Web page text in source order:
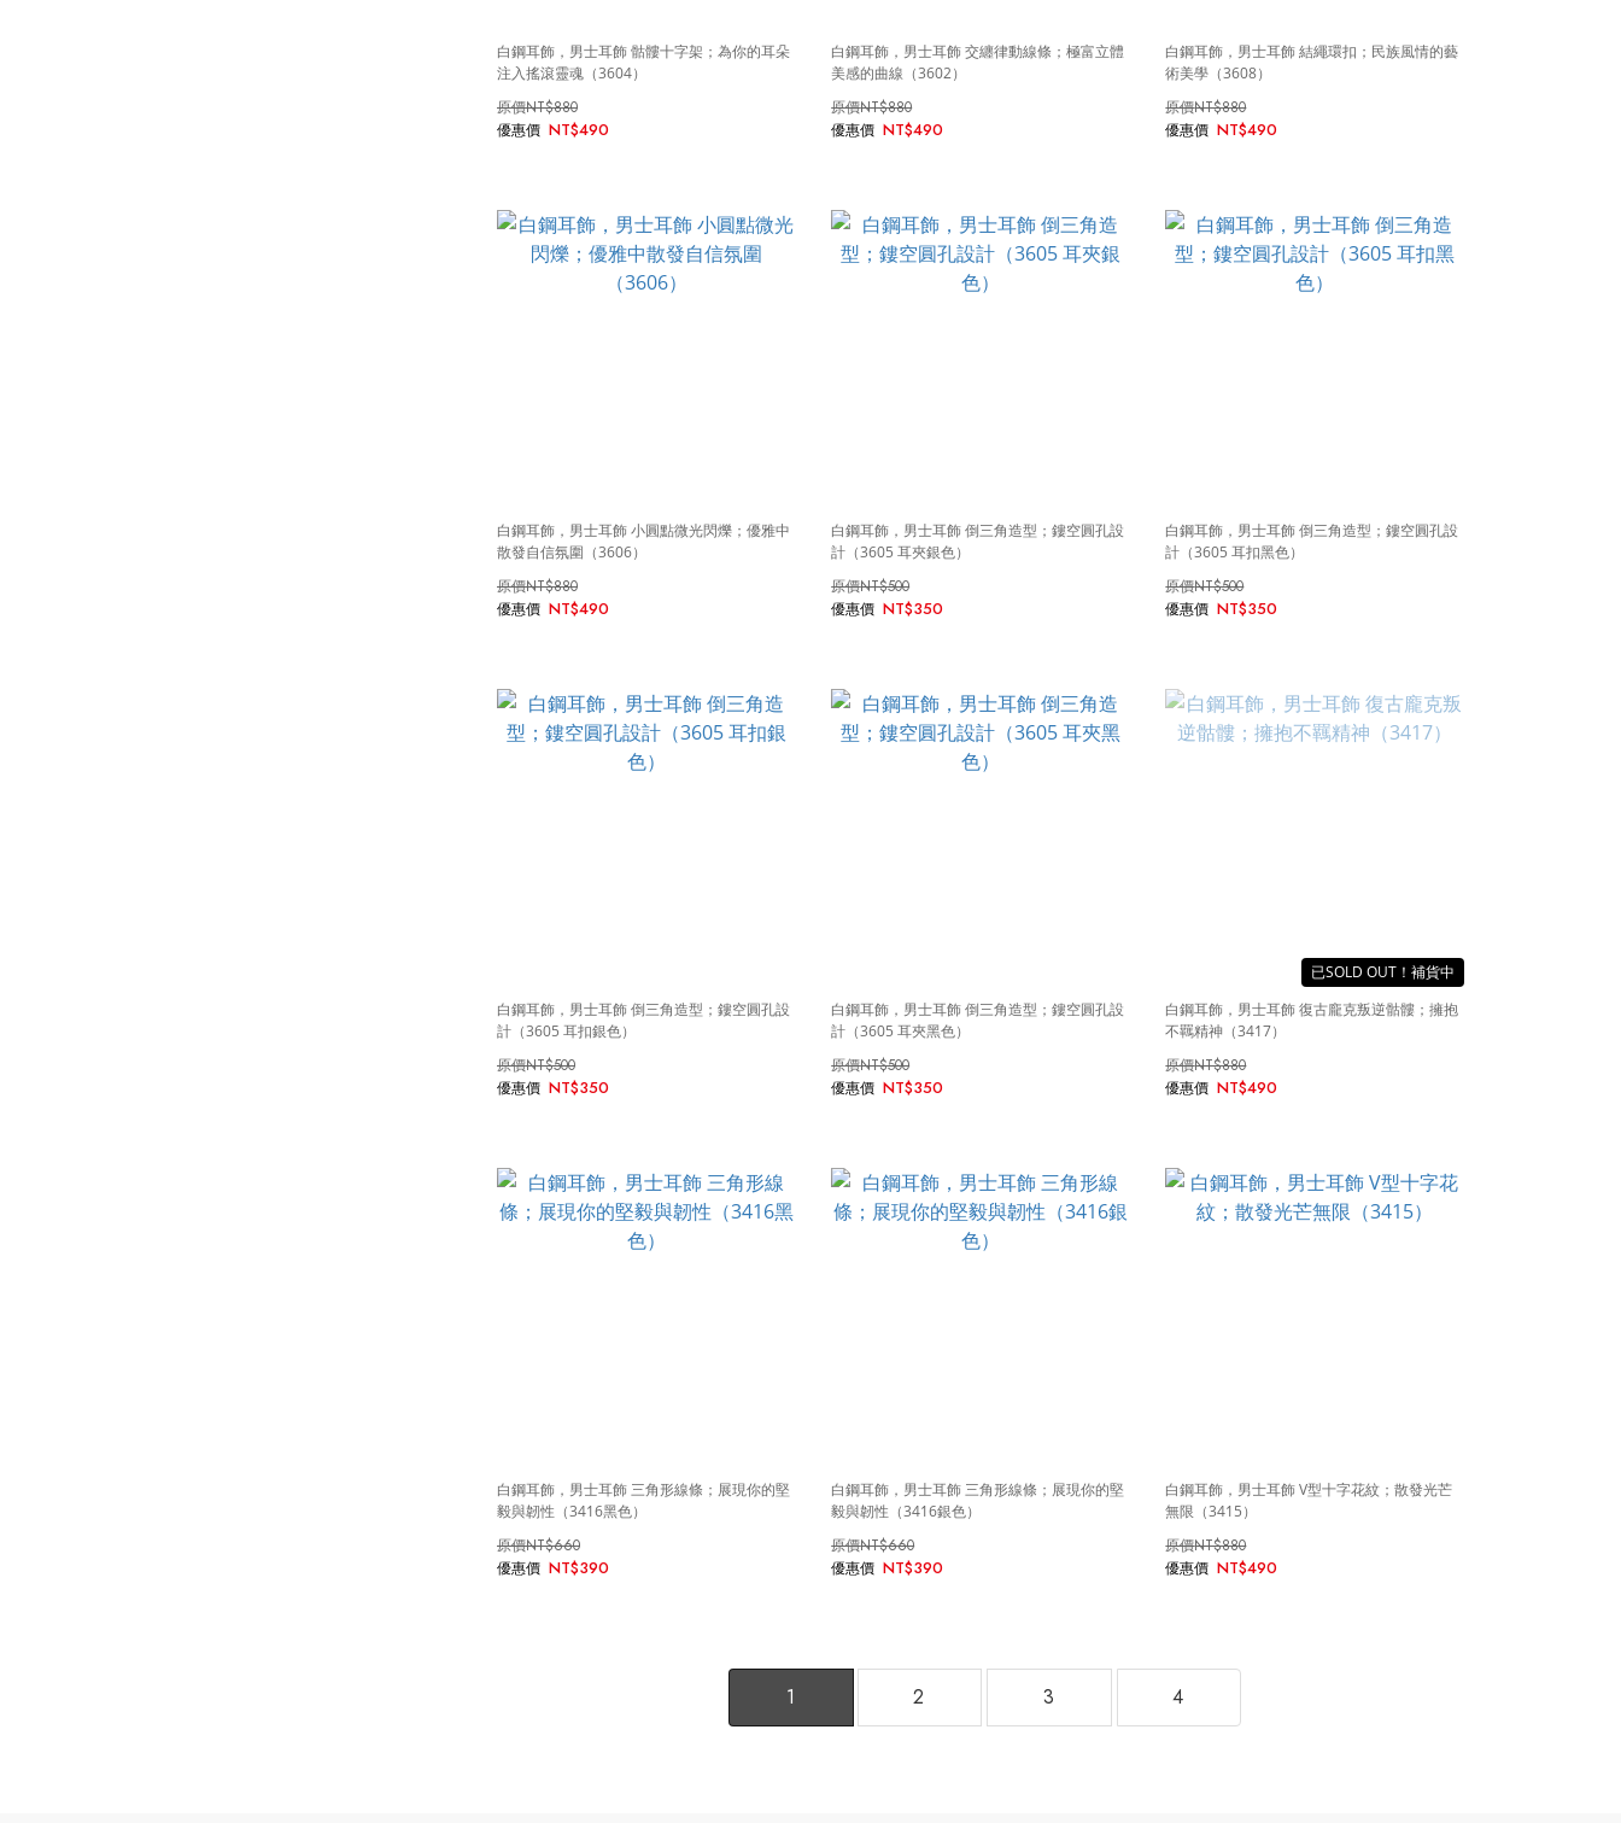
白鋼耳飾，男士耳飾 骷髏十字架；為你的耳朵
注入搖滾靈魂（3604）
NT$880
NT$490
白鋼耳飾，男士耳飾 交纏律動線條；極富立體
美感的曲線（3602）
NT$880
NT$490
白鋼耳飾，男士耳飾 結繩環扣；民族風情的藝
術美學（3608）
NT$880
NT$490
白鋼耳飾，男士耳飾 小圓點微光閃爍；優雅中
散發自信氛圍（3606）
NT$880
NT$490
白鋼耳飾，男士耳飾 倒三角造型；鏤空圓孔設
計（3605 耳夾銀色）
NT$500
NT$350
白鋼耳飾，男士耳飾 倒三角造型；鏤空圓孔設
計（3605 耳扣黑色）
NT$500
NT$350
白鋼耳飾，男士耳飾 倒三角造型；鏤空圓孔設
計（3605 耳扣銀色）
NT$500
NT$350
白鋼耳飾，男士耳飾 倒三角造型；鏤空圓孔設
計（3605 耳夾黑色）
NT$500
NT$350
SOLD OUT
白鋼耳飾，男士耳飾 復古龐克叛逆骷髏；擁抱
不羈精神（3417）
NT$880
NT$490
白鋼耳飾，男士耳飾 三角形線條；展現你的堅
毅與韌性（3416黑色）
NT$660
NT$390
白鋼耳飾，男士耳飾 三角形線條；展現你的堅
毅與韌性（3416銀色）
NT$660
NT$390
白鋼耳飾，男士耳飾 V型十字花紋；散發光芒
無限（3415）
NT$880
NT$490
1 2 3 4